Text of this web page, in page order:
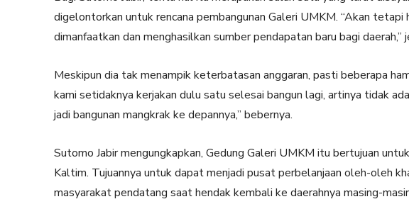
digelontorkan untuk rencana pembangunan Galeri UMKM. “Akan
dimanfaatkan dan menghasilkan sumber pendapatan baru bagi daerah,”
Meskipun dia tak menampik keterbatasan anggaran, pasti beberapa
kami setidaknya kerjakan dulu satu selesai bangun lagi, artinya tidak
jadi bangunan mangkrak ke depannya,” bebernya.
Sutomo Jabir mengungkapkan, Gedung Galeri UMKM itu bertujuan
Kaltim. Tujuannya untuk dapat menjadi pusat perbelanjaan oleh-oleh
masyarakat pendatang saat hendak kembali ke daerahnya masing-